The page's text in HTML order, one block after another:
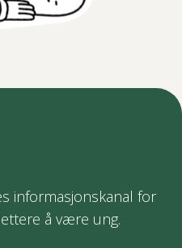
informasjonskanal for
å være ung.